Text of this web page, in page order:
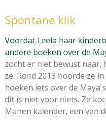
Spontane klik
Voordat Leela haar
andere boeken over de
zocht er niet bewust naar,
ze. Rond 2013 hoorde ze
hoeken iets over de
dit is niet voor niets. Ze
Manen kalender, een van